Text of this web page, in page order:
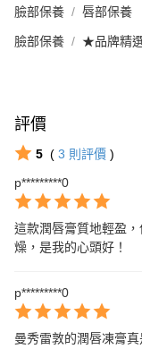
臉部保養 唇部保養
臉部保養 ★品牌精
評價
5 ( 3 則評價 )
p*********0
這款潤唇膏質地輕盈
燥，是我的心頭好！
p*********0
曼秀雷敦的潤唇凍膏